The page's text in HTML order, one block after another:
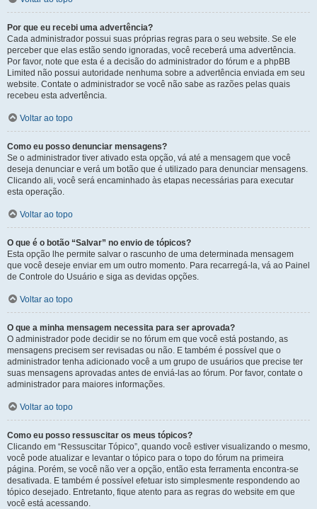
Por que eu recebi uma advertência?
Cada administrador possui suas próprias regras para o seu website. Se ele
perceber que elas estão sendo ignoradas, você receberá uma advertência.
Por favor, note que esta é a decisão do administrador do fórum e a phpBB
Limited não possui autoridade nenhuma sobre a advertência enviada em seu
website. Contate o administrador se você não sabe as razões pelas quais
recebeu esta advertência.
Voltar ao topo
Como eu posso denunciar mensagens?
Se o administrador tiver ativado esta opção, vá até a mensagem que você
deseja denunciar e verá um botão que é utilizado para denunciar mensagens.
Clicando ali, você será encaminhado às etapas necessárias para executar
esta operação.
Voltar ao topo
O que é o botão “Salvar” no envio de tópicos?
Esta opção lhe permite salvar o rascunho de uma determinada mensagem
que você deseje enviar em um outro momento. Para recarregá-la, vá ao Painel
de Controle do Usuário e siga as devidas opções.
Voltar ao topo
O que a minha mensagem necessita para ser aprovada?
O administrador pode decidir se no fórum em que você está postando, as
mensagens precisem ser revisadas ou não. E também é possível que o
administrador tenha adicionado você a um grupo de usuários que precise ter
suas mensagens aprovadas antes de enviá-las ao fórum. Por favor, contate o
administrador para maiores informações.
Voltar ao topo
Como eu posso ressuscitar os meus tópicos?
Clicando em “Ressuscitar Tópico”, quando você estiver visualizando o mesmo,
você pode atualizar e levantar o tópico para o topo do fórum na primeira
página. Porém, se você não ver a opção, então esta ferramenta encontra-se
desativada. E também é possível efetuar isto simplesmente respondendo ao
tópico desejado. Entretanto, fique atento para as regras do website em que
você está acessando.